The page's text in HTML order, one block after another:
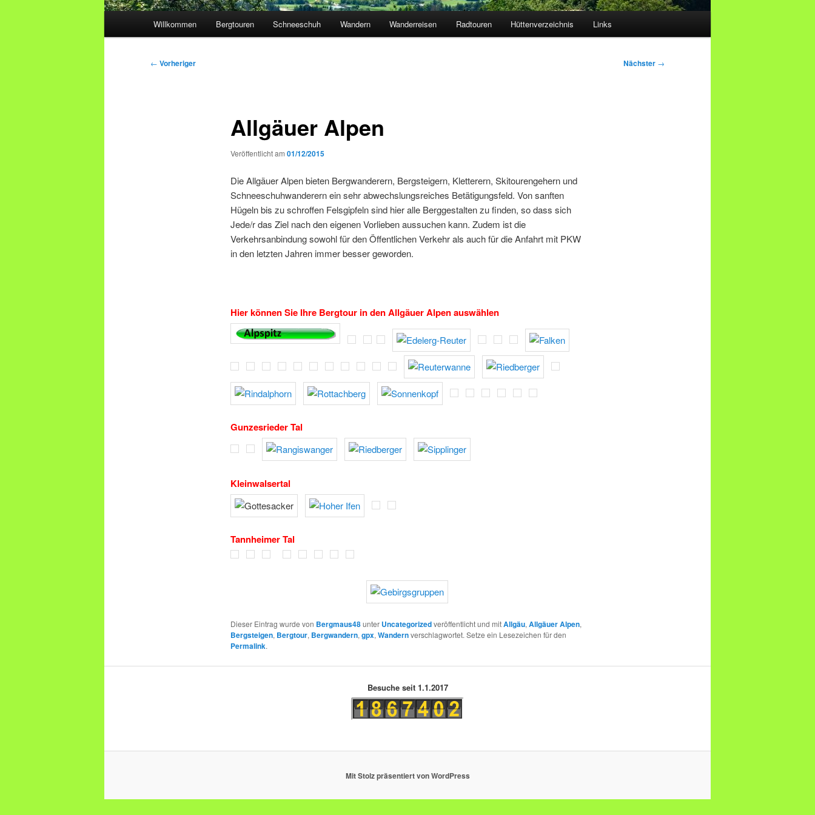
Willkommen Bergtouren Schneeschuh Wandern Wanderreisen Radtouren Hüttenverzeichnis Links
Beitragsnavigation
← Vorheriger Nächster →
Allgäuer Alpen
Veröffentlicht am 01/12/2015
Die Allgäuer Alpen bieten Bergwanderern, Bergsteigern, Kletterern, Skitourengehern und
Schneeschuhwanderern ein sehr abwechslungsreiches Betätigungsfeld. Von sanften
Hügeln bis zu schroffen Felsgipfeln sind hier alle Berggestalten zu finden, so dass sich
Jede/r das Ziel nach den eigenen Vorlieben aussuchen kann. Zudem ist die
Verkehrsanbindung sowohl für den Öffentlichen Verkehr als auch für die Anfahrt mit PKW
in den letzten Jahren immer besser geworden.
Hier können Sie Ihre Bergtour in den Allgäuer Alpen auswählen
Gunzesrieder Tal
Kleinwalsertal
Tannheimer Tal
Dieser Eintrag wurde von Bergmaus48unter Uncategorizedveröffentlicht und mitAllgäu, Allgäuer Alpen,
Bergsteigen, Bergtour, Bergwandern, gpx, Wandernverschlagwortet. Setze ein Lesezeichen für den
Permalink.
Besuche seit 1.1.2017
Mit Stolz präsentiert von WordPress